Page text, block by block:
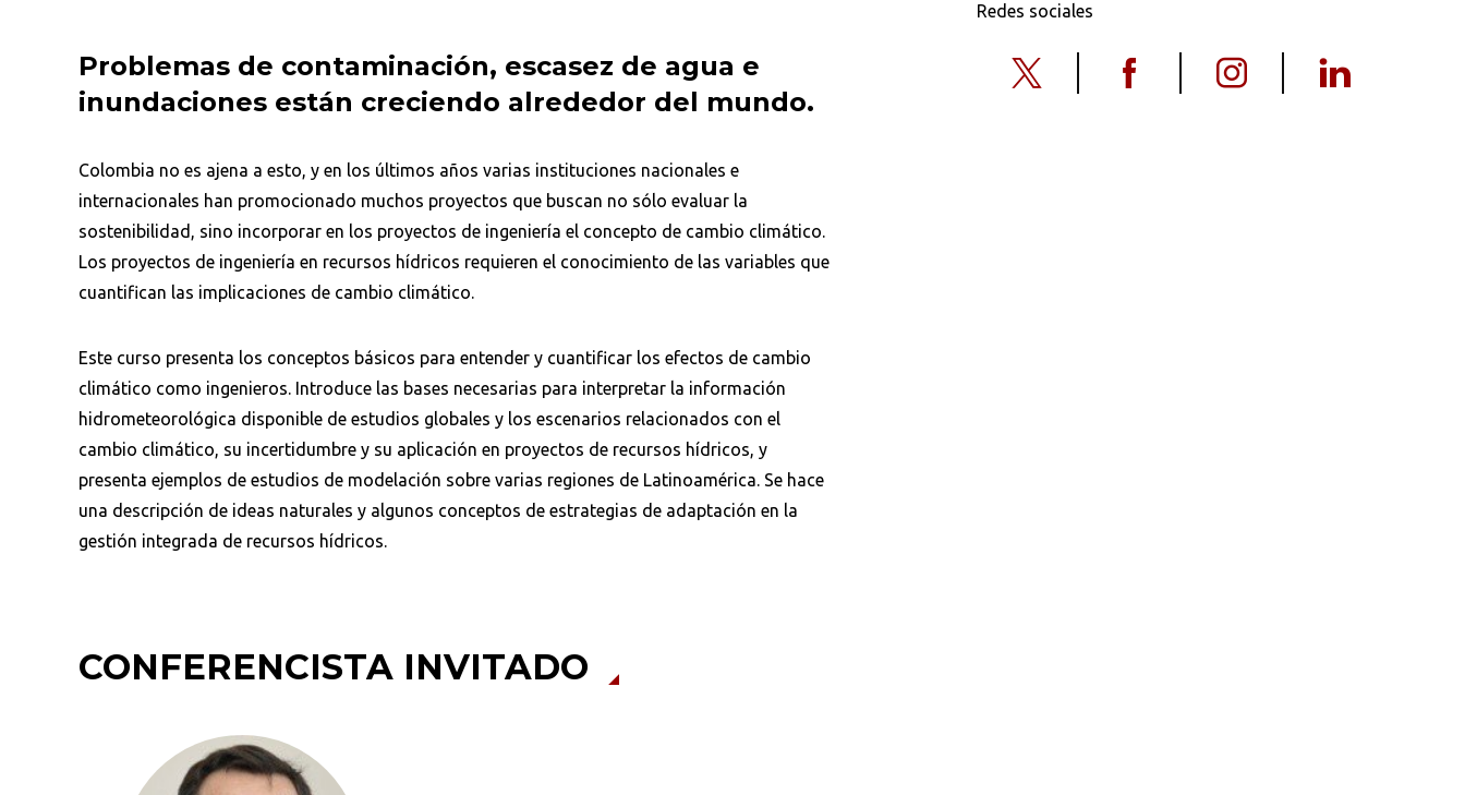
Redes sociales
Problemas de contaminación, escasez de agua e
inundaciones están creciendo alrededor del mundo.
Colombia no es ajena a esto, y en los últimos años varias instituciones nacionales e
internacionales han promocionado muchos proyectos que buscan no sólo evaluar la
sostenibilidad, sino incorporar en los proyectos de ingeniería el concepto de cambio climático.
Los proyectos de ingeniería en recursos hídricos requieren el conocimiento de las variables que
cuantifican las implicaciones de cambio climático.
Este curso presenta los conceptos básicos para entender y cuantificar los efectos de cambio
climático como ingenieros. Introduce las bases necesarias para interpretar la información
hidrometeorológica disponible de estudios globales y los escenarios relacionados con el
cambio climático, su incertidumbre y su aplicación en proyectos de recursos hídricos, y
presenta ejemplos de estudios de modelación sobre varias regiones de Latinoamérica. Se hace
una descripción de ideas naturales y algunos conceptos de estrategias de adaptación en la
gestión integrada de recursos hídricos.
CONFERENCISTA INVITADO
Busca en la escuela
¿Qué buscas?